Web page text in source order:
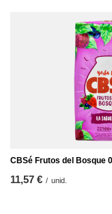
CBSé Frutos del Bosque
11,57 € / unid.